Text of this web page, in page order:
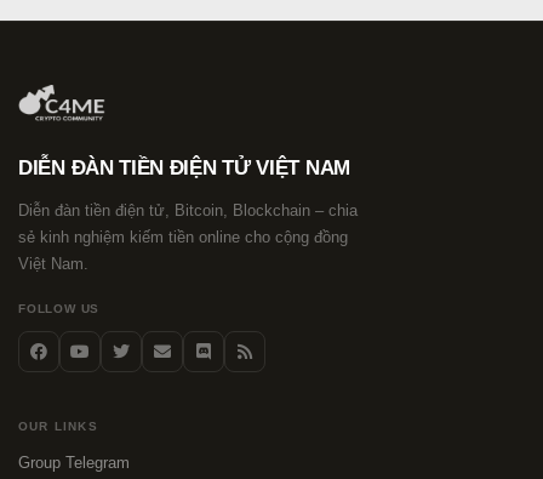
DIỄN ĐÀN TIỀN ĐIỆN TỬ VIỆT NAM
Diễn đàn tiền điện tử, Bitcoin, Blockchain – chia
sẻ kinh nghiệm kiếm tiền online cho cộng đồng
Việt Nam.
FOLLOW US
OUR LINKS
Group Telegram